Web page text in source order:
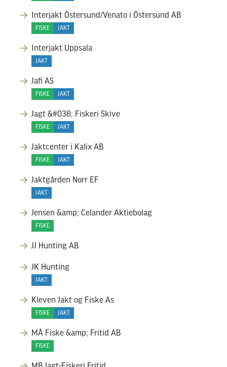
Interjakt Östersund/Venato i Östersund AB
FISKE JAKT
Interjakt Uppsala
JAKT
Jafi AS
FISKE JAKT
Jagt &#038; Fiskeri Skive
FISKE JAKT
Jaktcenter i Kalix AB
FISKE JAKT
Jaktgården Norr EF
JAKT
Jensen &amp; Celander Aktiebolag
FISKE
JJ Hunting AB
JK Hunting
JAKT
Kleven Jakt og Fiske As
FISKE JAKT
MÅ Fiske &amp; Fritid AB
FISKE